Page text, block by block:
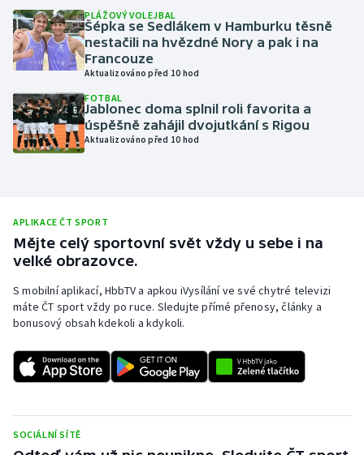
Moderní pětiboj
Motorsport
Olympijské hry
Parasport
Ragby
Rychlobruslení
Rychlostní kanoistika
Short track
PLÁŽOVÝ VOLEJBAL
Šépka se Sedlákem v Hamburku těsně
nestačili na hvězdné Nory a pak i na
Francouze
Aktualizováno před 10 hod
FOTBAL
Jablonec doma splnil roli favorita a
úspěšně zahájil dvojutkání s Rigou
Aktualizováno před 10 hod
APLIKACE ČT SPORT
Mějte celý sportovní svět vždy u sebe i na
velké obrazovce.
S mobilní aplikací, HbbTV a apkou iVysílání ve své chytré televizi
máte ČT sport vždy po ruce. Sledujte přímé přenosy, články a
bonusový obsah kdekoli a kdykoli.
SOCIÁLNÍ SÍTĚ